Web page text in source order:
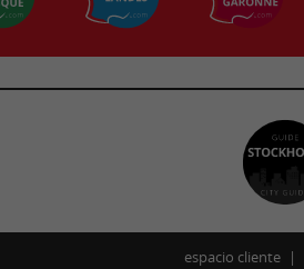
espacio cliente